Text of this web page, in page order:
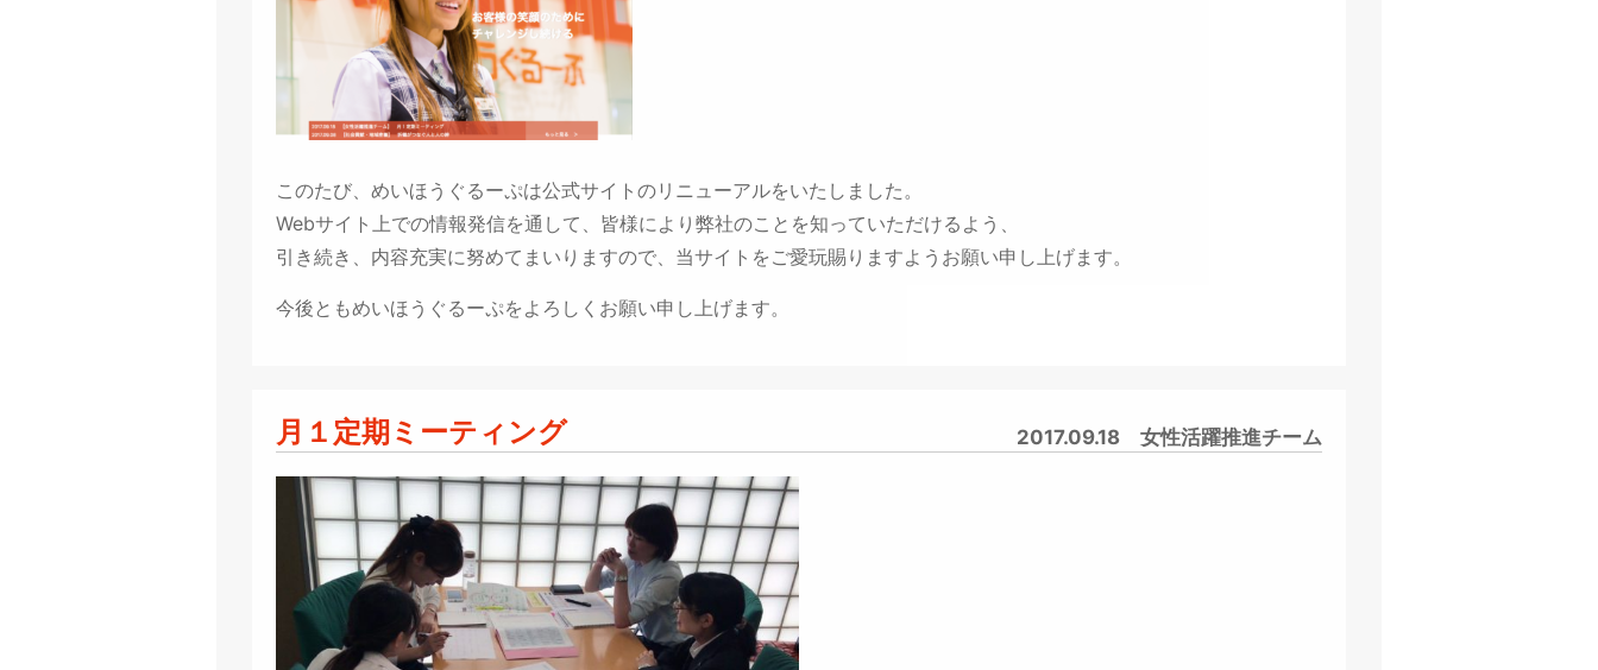
このたび、めいほうぐるーぷは公式サイトのリニューアルをいたしました。
Webサイト上での情報発信を通して、皆様により弊社のことを知っていただけるよう、
引き続き、内容充実に努めてまいりますので、当サイトをご愛玩賜りますようお願い申し上げます。
今後ともめいほうぐるーぷをよろしくお願い申し上げます。
月１定期ミーティング 2017.09.18 女性活躍推進チーム